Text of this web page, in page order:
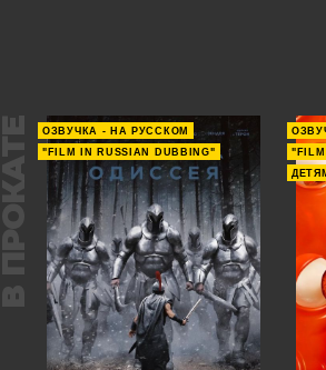
В ПРОКАТЕ
ОЗВУЧКА - НА РУССКОМ
"FILM IN RUSSIAN DUBBING"